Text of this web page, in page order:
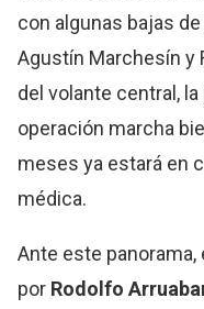
con algunas bajas
Agustín Marchesín y
del volante central,
operación marcha
meses ya estará en
médica.
Ante este
por Rodolfo